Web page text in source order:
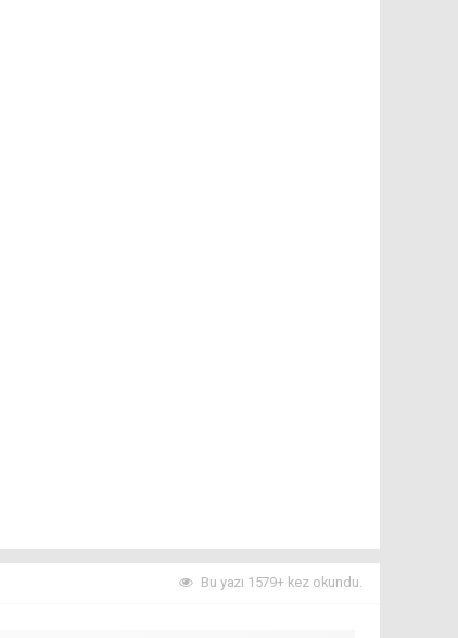
Bu yazı 1579+ kez okundu.